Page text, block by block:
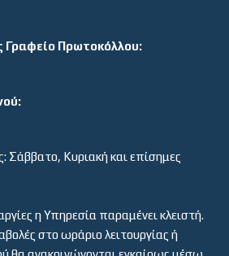
Γραφείο Πρωτοκόλλου:
Σάββατο, Κυριακή και επίσημες
η Υπηρεσία παραμένει κλειστή.
στο ωράριο λειτουργίας ή